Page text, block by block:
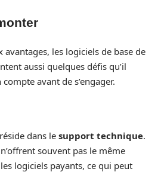
les logiciels de base de
aussi quelques défis qu’il
avant de s’engager.
dans le support technique.
souvent pas le même
logiciels payants, ce qui peut